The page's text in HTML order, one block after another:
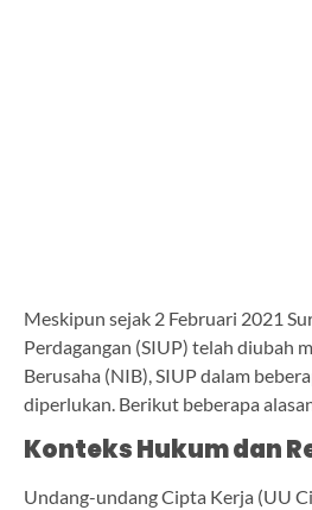
Meskipun sejak 2 Februari 2021
Perdagangan (SIUP) telah diubah
Berusaha (NIB), SIUP dalam
diperlukan. Berikut beberapa
Konteks Hukum dan
Undang-undang Cipta Kerja (UU